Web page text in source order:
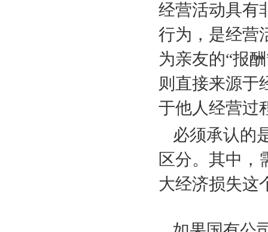
经营活动具有
行为，是经营
为亲友的“报
则直接来源于
于他人经营过
必须承认的
区分。其中，
大经济损失这